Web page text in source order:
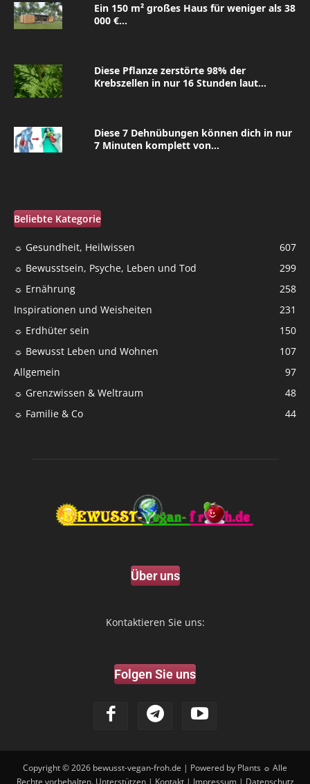
Ein 150 m² großes Haus für weniger als 38
000 €...
Diese Pflanze zerstörte 98% der
Krebszellen in nur 16 Stunden laut...
Diese 7 Dehnübungen können dich in nur
7 Minuten komplett von...
Beliebte Kategorie
☼ Gesundheit, Heilwissen
607
☼ Bewusstsein, Psyche, Leben und Tod
299
☼ Ernährung
258
Inspirationen und Weisheiten
231
☼ Erdhüter sein
150
☼ Bewusst Leben und Wohnen
107
Allgemein
97
☼ Grenzwissen & Weltraum
48
☼ Familie & Co
44
Über uns
Kontaktieren Sie uns:
Folgen Sie uns
Copyright © 2026 bewusst-vegan-froh.de | Powered by Plants ☼ Alle